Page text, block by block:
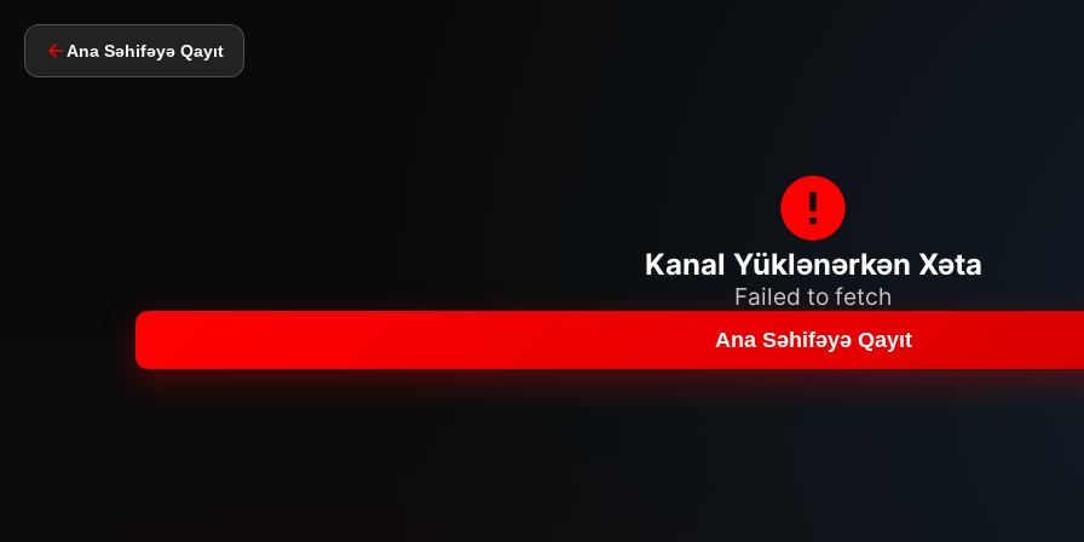
Ana Səhifəyə Qayıt
Kanal Yüklənərkən Xəta
Failed to fetch
Ana Səhifəyə Qayıt